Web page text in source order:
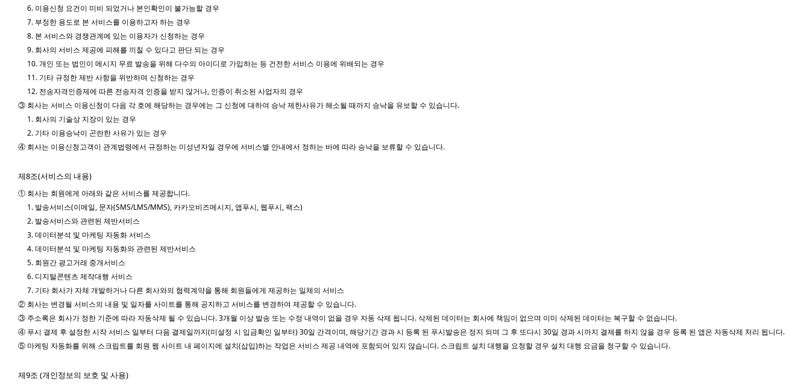
6. 이용신청 요건이 미비 되었거나 본인확인이 불가능할 경우
7. 부정한 용도로 본 서비스를 이용하고자 하는 경우
8. 본 서비스와 경쟁관계에 있는 이용자가 신청하는 경우
9. 회사의 서비스 제공에 피해를 끼칠 수 있다고 판단 되는 경우
10. 개인 또는 법인이 메시지 무료 발송을 위해 다수의 아이디로 가입하는 등 건전한 서비스 이용에 위배되는 경우
11. 기타 규정한 제반 사항을 위반하며 신청하는 경우
12. 전송자격인증제에 따른 전송자격 인증을 받지 않거나, 인증이 취소된 사업자의 경우
③ 회사는 서비스 이용신청이 다음 각 호에 해당하는 경우에는 그 신청에 대하여 승낙 제한사유가 해소될 때까지 승낙을 유보할 수 있습니다.
1. 회사의 기술상 지장이 있는 경우
2. 기타 이용승낙이 곤란한 사유가 있는 경우
④ 회사는 이용신청고객이 관계법령에서 규정하는 미성년자일 경우에 서비스별 안내에서 정하는 바에 따라 승낙을 보류할 수 있습니다.
제8조(서비스의 내용)
① 회사는 회원에게 아래와 같은 서비스를 제공합니다.
1. 발송서비스(이메일, 문자(SMS/LMS/MMS), 카카오비즈메시지, 앱푸시, 웹푸시, 팩스)
2. 발송서비스와 관련된 제반서비스
3. 데이터분석 및 마케팅 자동화 서비스
4. 데이터분석 및 마케팅 자동화와 관련된 제반서비스
5. 회원간 광고거래 중개서비스
6. 디지털콘텐츠 제작대행 서비스
7. 기타 회사가 자체 개발하거나 다른 회사와의 협력계약을 통해 회원들에게 제공하는 일체의 서비스
② 회사는 변경될 서비스의 내용 및 일자를 사이트를 통해 공지하고 서비스를 변경하여 제공할 수 있습니다.
③ 주소록은 회사가 정한 기준에 따라 자동삭제 될 수 있습니다. 3개월 이상 발송 또는 수정 내역이 없을 경우 자동 삭제 됩니다. 삭제된 데이터는 회사에 책임이 없으며 이미 삭제된 데이터는 복구할 수 없습니다.
④ 푸시 결제 후 설정한 시작 서비스 일부터 다음 결제일까지(미설정 시 입금확인 일부터) 30일 간격이며, 해당기간 경과 시 등록 된 푸시발송은 정지 되며 그 후 또다시 30일 경과 시까지 결제를 하지 않을 경우 등록 된 앱은 자동삭제 처리 됩니다.
⑤ 마케팅 자동화를 위해 스크립트를 회원 웹 사이트 내 페이지에 설치(삽입)하는 작업은 서비스 제공 내역에 포함되어 있지 않습니다. 스크립트 설치 대행을 요청할 경우 설치 대행 요금을 청구할 수 있습니다.
제9조 (개인정보의 보호 및 사용)